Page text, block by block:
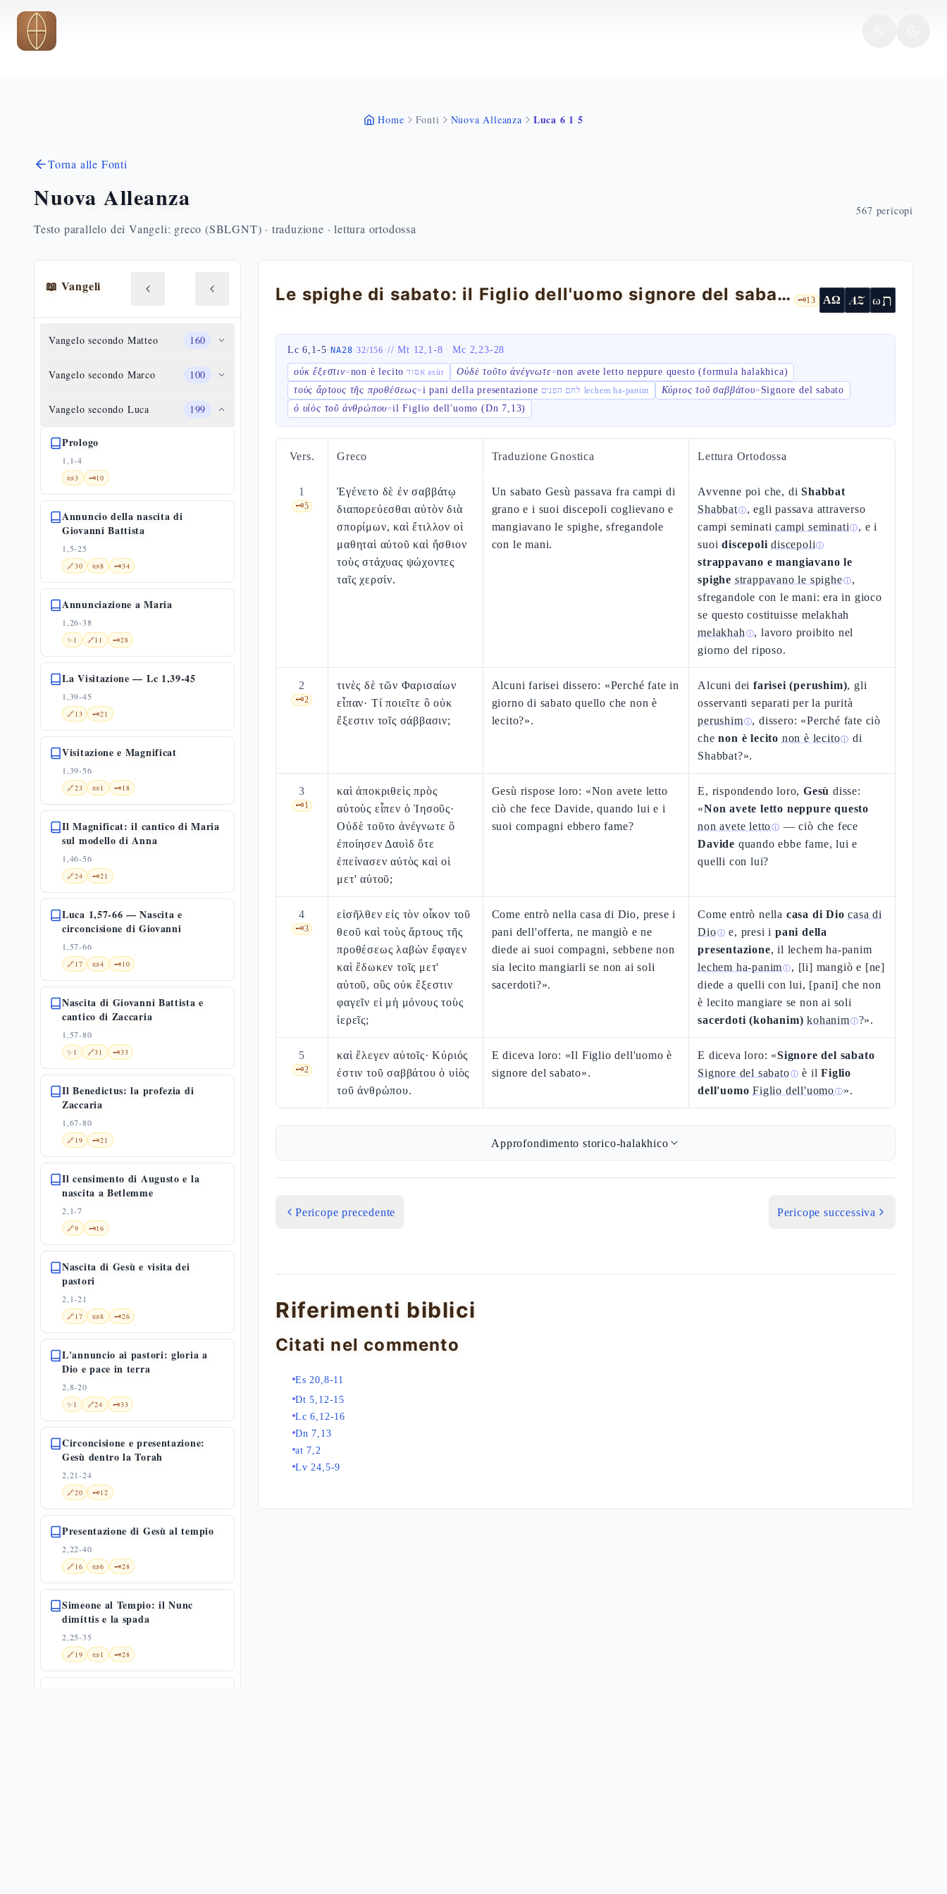
Vai al contenuto principale
Home Fonti Nuova Alleanza Luca 6 1 5
Torna alle Fonti
Nuova Alleanza
Testo parallelo dei Vangeli: greco (SBLGNT) · traduzione · lettura ortodossa
567 pericopi
📖 Vangeli
Vangelo secondo Matteo 160
Vangelo secondo Marco 100
Vangelo secondo Luca 199
Prologo
1,1-4
📜3 🗝️10
Annuncio della nascita di
Giovanni Battista
1,5-25
🔗30 📜8 🗝️34
Annunciazione a Maria
1,26-38
✨1 🔗11 🗝️28
La Visitazione — Lc 1,39-45
1,39-45
🔗13 🗝️21
Visitazione e Magnificat
1,39-56
🔗23 📜1 🗝️18
Il Magnificat: il cantico di Maria
sul modello di Anna
1,46-56
🔗24 🗝️21
Luca 1,57-66 — Nascita e
circoncisione di Giovanni
1,57-66
🔗17 📜4 🗝️10
Nascita di Giovanni Battista e
cantico di Zaccaria
1,57-80
✨1 🔗31 🗝️33
Il Benedictus: la profezia di
Zaccaria
1,67-80
🔗19 🗝️21
Il censimento di Augusto e la
nascita a Betlemme
2,1-7
🔗9 🗝️16
Nascita di Gesù e visita dei
pastori
2,1-21
🔗17 📜8 🗝️26
L'annuncio ai pastori: gloria a
Dio e pace in terra
2,8-20
✨1 🔗24 🗝️33
Circoncisione e presentazione:
Gesù dentro la Torah
2,21-24
🔗20 🗝️12
Presentazione di Gesù al tempio
2,22-40
🔗16 📜6 🗝️28
Simeone al Tempio: il Nunc
dimittis e la spada
2,25-35
🔗19 📜1 🗝️28
Le spighe di sabato: il Figlio dell'uomo signore del sabato — Lc 6,1-5 🗝️13 ΑΩ AZ ωת
Lc 6,1-5·NA28·32/156· //Mt 12,1-8 · Mc 2,23-28
οὐκ ἔξεστιν=non è lecito אסור asùr Οὐδὲ τοῦτο ἀνέγνωτε=non avete letto neppure questo (formula halakhica)
τοὺς ἄρτους τῆς προθέσεως=i pani della presentazione לחם הפנים lechem ha-panim Κύριος τοῦ σαββάτου= Signore del sabato
ὁ υἱὸς τοῦ ἀνθρώπου=il Figlio dell'uomo (Dn 7,13)
Vers. Greco Traduzione Gnostica Lettura Ortodossa
1
🗝️5
Ἐγένετο δὲ ἐν σαββάτῳ
διαπορεύεσθαι αὐτὸν διὰ
σπορίμων, καὶ ἔτιλλον οἱ
μαθηταὶ αὐτοῦ καὶ ἤσθιον
τοὺς στάχυας ψώχοντες
ταῖς χερσίν.
Un sabato Gesù passava fra campi di
grano e i suoi discepoli coglievano e
mangiavano le spighe, sfregandole
con le mani.
Avvenne poi che, diShabbat
Shabbatⓘ, egli passava attraverso
campi seminaticampi seminati ⓘ, e i
suoidiscepoli discepoli ⓘ
strappavano e mangiavano le
spighe strappavano le spigheⓘ,
sfregandole con le mani: era in gioco
se questo costituisse melakhah
melakhah ⓘ, lavoro proibito nel
giorno del riposo.
2
🗝️2
τινὲς δὲ τῶν Φαρισαίων
εἶπαν· Τί ποιεῖτε ὃ οὐκ
ἔξεστιν τοῖς σάββασιν;
Alcuni farisei dissero: «Perché fate in
giorno di sabato quello che non è
lecito?».
Alcuni deifarisei (perushim), gli
osservanti separati per la purità
perushimⓘ, dissero: «Perché fate ciò
chenon è lecito non è lecitoⓘ di
Shabbat?».
3
🗝️1
καὶ ἀποκριθεὶς πρὸς
αὐτοὺς εἶπεν ὁ Ἰησοῦς·
Οὐδὲ τοῦτο ἀνέγνωτε ὃ
ἐποίησεν Δαυὶδ ὅτε
ἐπείνασεν αὐτὸς καὶ οἱ
μετ' αὐτοῦ;
Gesù rispose loro: «Non avete letto
ciò che fece Davide, quando lui e i
suoi compagni ebbero fame?
E, rispondendo loro,Gesù disse:
«Non avete letto neppure questo
non avete lettoⓘ — ciò che fece
Davide quando ebbe fame, lui e
quelli con lui?
4
🗝️3
εἰσῆλθεν εἰς τὸν οἶκον τοῦ
θεοῦ καὶ τοὺς ἄρτους τῆς
προθέσεως λαβὼν ἔφαγεν
καὶ ἔδωκεν τοῖς μετ'
αὐτοῦ, οὓς οὐκ ἔξεστιν
φαγεῖν εἰ μὴ μόνους τοὺς
ἱερεῖς;
Come entrò nella casa di Dio, prese i
pani dell'offerta, ne mangiò e ne
diede ai suoi compagni, sebbene non
sia lecito mangiarli se non ai soli
sacerdoti?».
Come entrò nella casa di Dio casa di
Dioⓘ e, presi ipani della
presentazione, il lechem ha-panim
lechem ha-panimⓘ, [li] mangiò e [ne]
diede a quelli con lui, [pani] che non
è lecito mangiare se non ai soli
sacerdoti (kohanim) kohanimⓘ?».
5
🗝️2
καὶ ἔλεγεν αὐτοῖς· Κύριός
ἐστιν τοῦ σαββάτου ὁ υἱὸς
τοῦ ἀνθρώπου.
E diceva loro: «Il Figlio dell'uomo è
signore del sabato».
E diceva loro: «Signore del sabato
Signore del sabatoⓘ è ilFiglio
dell'uomo Figlio dell'uomoⓘ».
Approfondimento storico-halakhico
Pericope precedente Pericope successiva
Riferimenti biblici
Citati nel commento
Es 20,8-11
Dt 5,12-15
Lc 6,12-16
Dn 7,13
at 7,2
Lv 24,5-9